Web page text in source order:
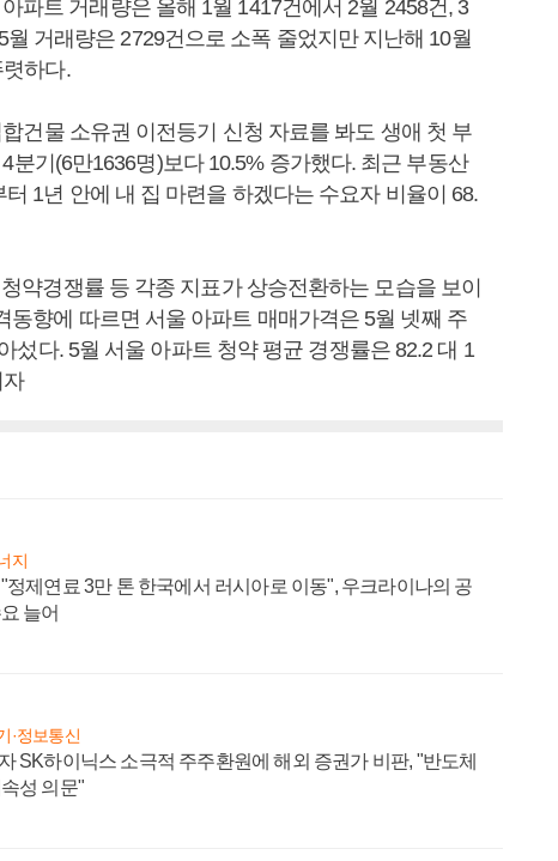
파트 거래량은 올해 1월 1417건에서 2월 2458건, 3
거래량은 2729건으로 소폭 줄었지만 지난해 10월
하다.
건물 소유권 이전등기 신청 자료를 봐도 생애 첫 부
분기(6만1636명)보다 10.5% 증가했다. 최근 부동산
1년 안에 내 집 마련을 하겠다는 수요자 비율이 68.
약경쟁률 등 각종 지표가 상승전환하는 모습을 보이
동향에 따르면 서울 아파트 매매가격은 5월 넷째 주
섰다. 5월 서울 아파트 청약 평균 경쟁률은 82.2 대 1
자
지
정제연료 3만 톤 한국에서 러시아로 이동", 우크라이나의 공
늘어
·정보통신
SK하이닉스 소극적 주주환원에 해외 증권가 비판, "반도체
성 의문"